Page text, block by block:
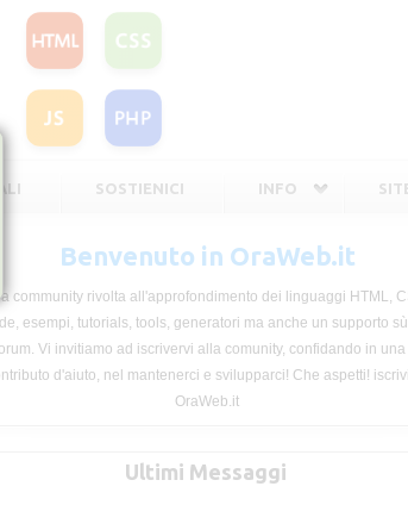
SOSTIENICI INFO
Benvenuto in OraWeb.it
community rivolta all'approfondimento dei linguaggi HTML,
esempi, tutorials, tools, generatori ma anche un supporto
Vi invitiamo ad iscrivervi alla comunity, confidando in
d'aiuto, nel mantenerci e svilupparci! Che aspetti!
OraWeb.it
Ultimi Messaggi